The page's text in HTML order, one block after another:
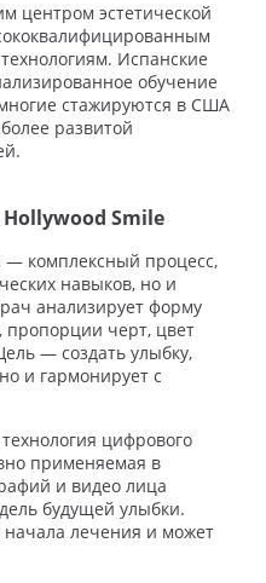
центром эстетической
Испанские
обучение
стажируются в США
развитой
Smile
— комплексный процесс,
навыков, но и
анализирует форму
черт, цвет
— создать улыбку,
и гармонирует с
цифрового
применяемая в
и видео лица
будущей улыбки.
начала лечения и может